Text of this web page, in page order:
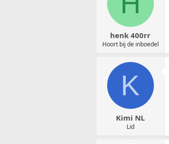
henk 400rr
Hoort bij de inboedel
K
Kimi NL
Lid